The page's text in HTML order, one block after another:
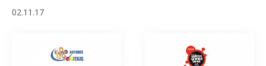
02.11.17